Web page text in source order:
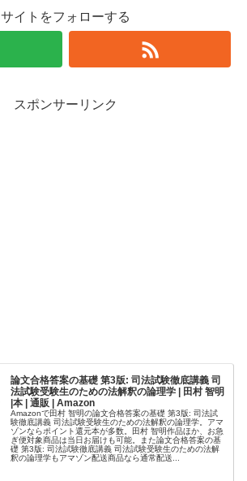
サイトをフォローする
スポンサーリンク
論文合格答案の基礎 第3版: 司法試験徹底講義 司
法試験受験生のための法解釈の論理学 | 田村 智明
|本 | 通販 | Amazon
Amazonで田村 智明の論文合格答案の基礎 第3版: 司法試
験徹底講義 司法試験受験生のための法解釈の論理学。アマ
ゾンならポイント還元本が多数。田村 智明作品ほか、お急
ぎ便対象商品は当日お届けも可能。また論文合格答案の基
礎 第3版: 司法試験徹底講義 司法試験受験生のための法解
釈の論理学もアマゾン配送商品なら通常配送...